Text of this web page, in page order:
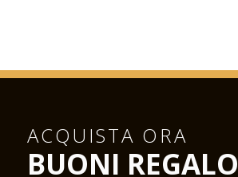
ACQUISTA ORA
BUONI REGALO